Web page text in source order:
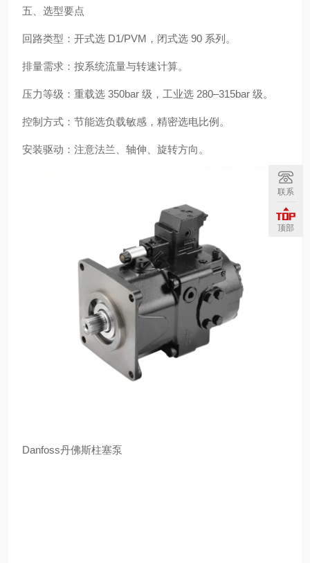
五、选型要点
回路类型：开式选 D1/PVM，闭式选 90 系列。
排量需求：按系统流量与转速计算。
压力等级：重载选 350bar 级，工业选 280–315bar 级。
控制方式：节能选负载敏感，精密选电比例。
安装驱动：注意法兰、轴伸、旋转方向。
Danfoss丹佛斯柱塞泵
联系
顶部